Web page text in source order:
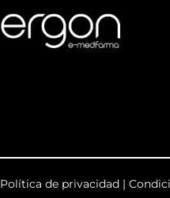
Política de privacidad |